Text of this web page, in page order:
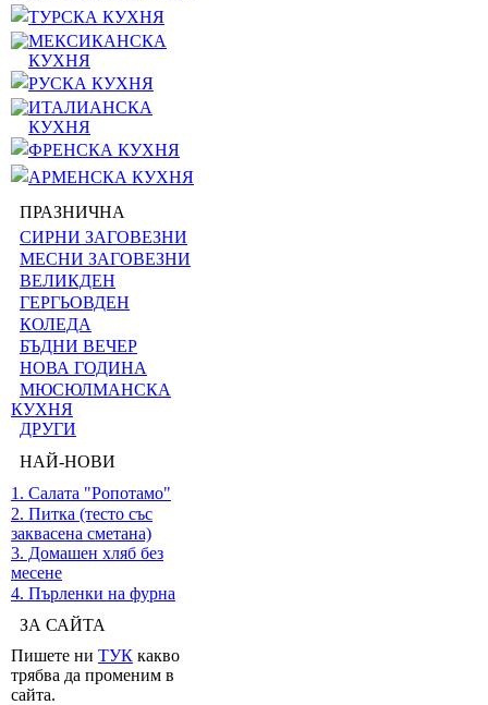
ТУРСКА КУХНЯ
МЕКСИКАНСКА
КУХНЯ
РУСКА КУХНЯ
ИТАЛИАНСКА
КУХНЯ
ФРЕНСКА КУХНЯ
АРМЕНСКА КУХНЯ
ПРАЗНИЧНА
СИРНИ ЗАГОВЕЗНИ
МЕСНИ ЗАГОВЕЗНИ
ВЕЛИКДЕН
ГЕРГЬОВДЕН
КОЛЕДА
БЪДНИ ВЕЧЕР
НОВА ГОДИНА
МЮСЮЛМАНСКА
КУХНЯ
ДРУГИ
НАЙ-НОВИ
1. Салата "Ропотамо"
2. Питка (тесто със
заквасена сметана)
3. Домашен хляб без
месене
4. Пърленки на фурна
ЗА САЙТА
Пишете ни ТУК какво
трябва да променим в
сайта.